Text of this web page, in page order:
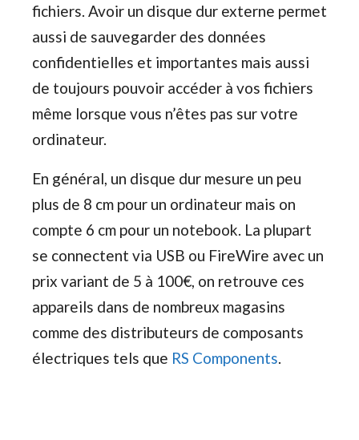
fichiers. Avoir un disque dur externe permet
aussi de sauvegarder des données
confidentielles et importantes mais aussi
de toujours pouvoir accéder à vos fichiers
même lorsque vous n’êtes pas sur votre
ordinateur.
En général, un disque dur mesure un peu
plus de 8 cm pour un ordinateur mais on
compte 6 cm pour un notebook. La plupart
se connectent via USB ou FireWire avec un
prix variant de 5 à 100€, on retrouve ces
appareils dans de nombreux magasins
comme des distributeurs de composants
électriques tels que RS Components.